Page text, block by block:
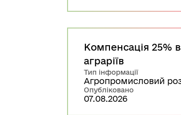
Компенсація 25%
аграріїв
Тип інформації
Агропромисловий
Опубліковано
07.08.2026